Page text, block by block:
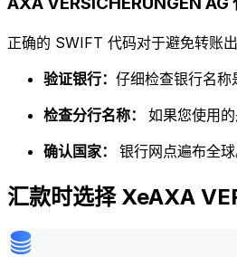
正确的 SWIFT 代码对于避免转账
验证银行： 仔细检查银行名称
检查分行名称： 如果您使用
确认国家： 银行网点遍布全
汇款时选择 XeAXA